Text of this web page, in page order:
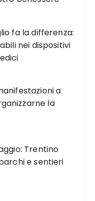
fa la differenza:
nei dispositivi
a
la
Trentino
e sentieri